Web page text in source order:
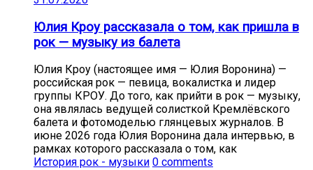
Юлия Кроу рассказала о том, как пришла в
рок — музыку из балета
Юлия Кроу (настоящее имя — Юлия Воронина) —
российская рок — певица, вокалистка и лидер
группы КРОУ. До того, как прийти в рок — музыку,
она являлась ведущей солисткой Кремлёвского
балета и фотомоделью глянцевых журналов. В
июне 2026 года Юлия Воронина дала интервью, в
рамках которого рассказала о том, как
История рок - музыки 0 comments